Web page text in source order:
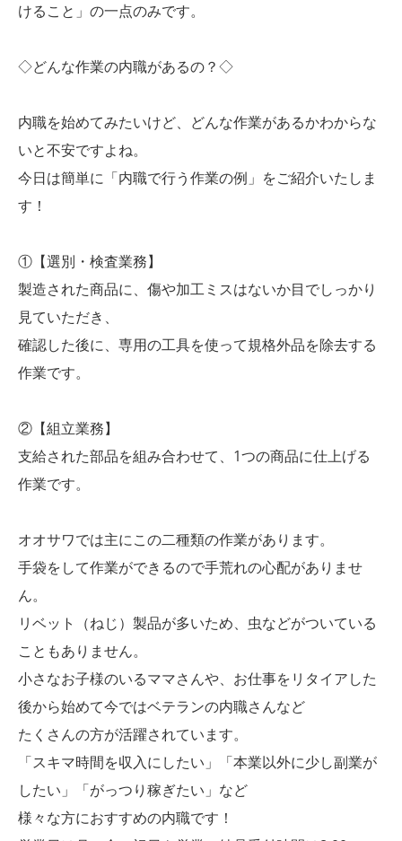
けること」の一点のみです。
◇どんな作業の内職があるの？◇
内職を始めてみたいけど、どんな作業があるかわからな
いと不安ですよね。
今日は簡単に「内職で行う作業の例」をご紹介いたしま
す！
①【選別・検査業務】
製造された商品に、傷や加工ミスはないか目でしっかり
見ていただき、
確認した後に、専用の工具を使って規格外品を除去する
作業です。
②【組立業務】
支給された部品を組み合わせて、1つの商品に仕上げる
作業です。
オオサワでは主にこの二種類の作業があります。
手袋をして作業ができるので手荒れの心配がありませ
ん。
リベット（ねじ）製品が多いため、虫などがついている
こともありません。
小さなお子様のいるママさんや、お仕事をリタイアした
後から始めて今ではベテランの内職さんなど
たくさんの方が活躍されています。
「スキマ時間を収入にしたい」「本業以外に少し副業が
したい」「がっつり稼ぎたい」など
様々な方におすすめの内職です！